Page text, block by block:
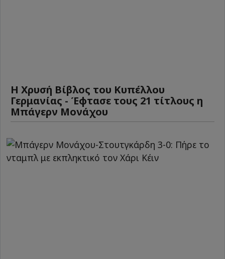
Η Χρυσή Βίβλος του Κυπέλλου
Γερμανίας - Έφτασε τους 21 τίτλους η
Μπάγερν Μονάχου